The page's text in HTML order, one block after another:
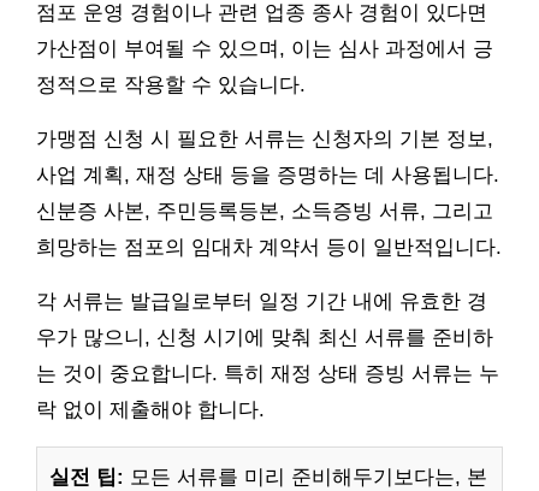
점포 운영 경험이나 관련 업종 종사 경험이 있다면
가산점이 부여될 수 있으며, 이는 심사 과정에서 긍
정적으로 작용할 수 있습니다.
가맹점 신청 시 필요한 서류는 신청자의 기본 정보,
사업 계획, 재정 상태 등을 증명하는 데 사용됩니다.
신분증 사본, 주민등록등본, 소득증빙 서류, 그리고
희망하는 점포의 임대차 계약서 등이 일반적입니다.
각 서류는 발급일로부터 일정 기간 내에 유효한 경
우가 많으니, 신청 시기에 맞춰 최신 서류를 준비하
는 것이 중요합니다. 특히 재정 상태 증빙 서류는 누
락 없이 제출해야 합니다.
실전 팁: 모든 서류를 미리 준비해두기보다는, 본